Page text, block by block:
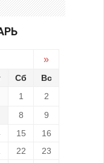
»
Сб
Вс
1
2
8
9
15
16
22
23